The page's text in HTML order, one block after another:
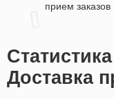
прием заказов
Доставка